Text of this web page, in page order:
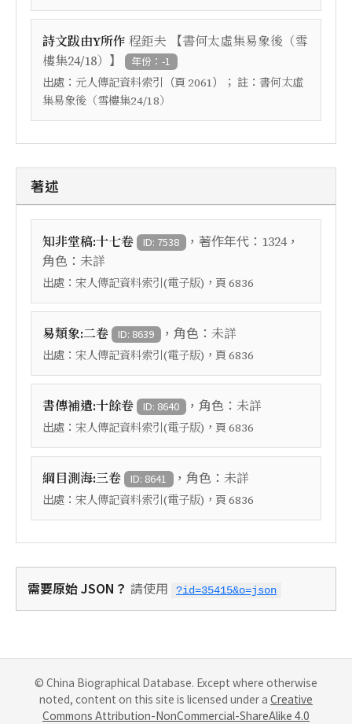
詩文跋由Y所作 程鉅夫 【書何太虛集易象後（雪
樓集24/18） 】 年份：-1
出處： 元人傳記資料索引 （頁 2061）； 註： 書何太虛
集易象後（雪樓集24/18）
著述
知非堂稿:十七卷 ID: 7538 ，著作年代： 1324，
角色： 未詳
出處： 宋人傳記資料索引(電子版) ，頁 6836
易類象:二卷 ID: 8639 ，角色： 未詳
出處： 宋人傳記資料索引(電子版) ，頁 6836
書傳補遺:十餘卷 ID: 8640 ，角色： 未詳
出處： 宋人傳記資料索引(電子版) ，頁 6836
綱目測海:三卷 ID: 8641 ，角色： 未詳
出處： 宋人傳記資料索引(電子版) ，頁 6836
需要原始 JSON？ 請使用 ?id=35415&o=json
© China Biographical Database. Except where otherwise
noted, content on this site is licensed under a Creative
Commons Attribution-NonCommercial-ShareAlike 4.0